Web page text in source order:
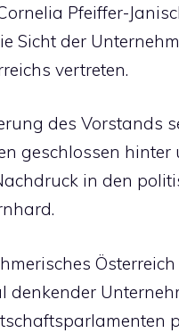
Pfeiffer-
Sicht der
vertreten.
des Vorstands
geschlossen
in den
denkender